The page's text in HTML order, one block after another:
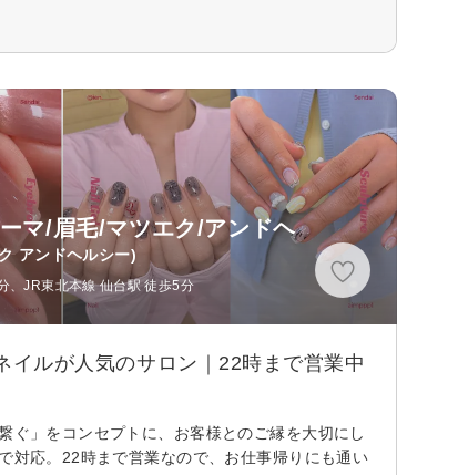
マ/眉毛/マツエク/アンドヘ
アンドヘルシー)
、JR東北本線 仙台駅 徒歩5分
ルが人気のサロン｜22時まで営業中
ぐ」をコンセプトに、お客様とのご縁を大切にし
対応。22時まで営業なので、お仕事帰りにも通い